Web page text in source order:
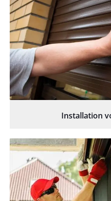
Installation